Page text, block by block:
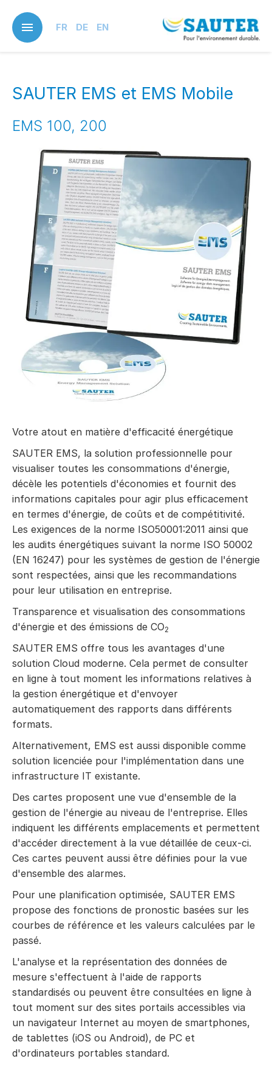
main
content
FR DE EN
SAUTER EMS et EMS Mobile
EMS 100, 200
Votre atout en matière d'efficacité énergétique
SAUTER EMS, la solution professionnelle pour
visualiser toutes les consommations d'énergie,
décèle les potentiels d'économies et fournit des
informations capitales pour agir plus efficacement
en termes d'énergie, de coûts et de compétitivité.
Les exigences de la norme ISO50001:2011 ainsi que
les audits énergétiques suivant la norme ISO 50002
(EN 16247) pour les systèmes de gestion de l'énergie
sont respectées, ainsi que les recommandations
pour leur utilisation en entreprise.
Transparence et visualisation des consommations
d'énergie et des émissions de CO2
SAUTER EMS offre tous les avantages d'une
solution Cloud moderne. Cela permet de consulter
en ligne à tout moment les informations relatives à
la gestion énergétique et d'envoyer
automatiquement des rapports dans différents
formats.
Alternativement, EMS est aussi disponible comme
solution licenciée pour l'implémentation dans une
infrastructure IT existante.
Des cartes proposent une vue d'ensemble de la
gestion de l'énergie au niveau de l'entreprise. Elles
indiquent les différents emplacements et permettent
d'accéder directement à la vue détaillée de ceux-ci.
Ces cartes peuvent aussi être définies pour la vue
d'ensemble des alarmes.
Pour une planification optimisée, SAUTER EMS
propose des fonctions de pronostic basées sur les
courbes de référence et les valeurs calculées par le
passé.
L'analyse et la représentation des données de
mesure s'effectuent à l'aide de rapports
standardisés ou peuvent être consultées en ligne à
tout moment sur des sites portails accessibles via
un navigateur Internet au moyen de smartphones,
de tablettes (iOS ou Android), de PC et
d'ordinateurs portables standard.